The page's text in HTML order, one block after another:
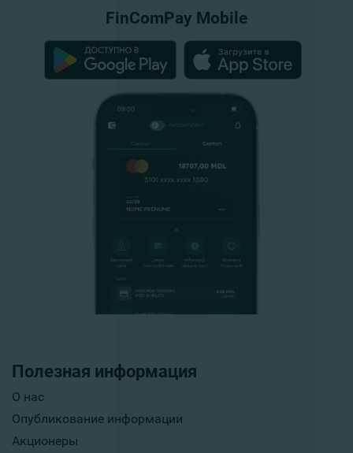
Полезная информация
О нас
Опубликование информации
Акционеры
FinComPay Mobile